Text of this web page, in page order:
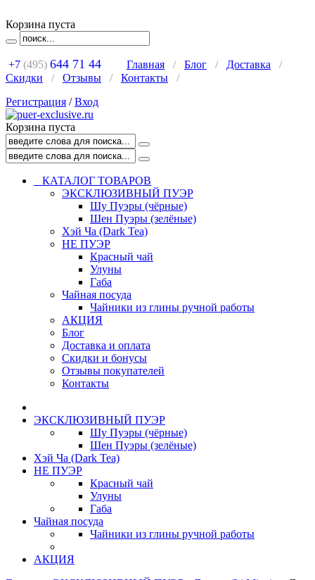
Корзина пуста
+7 (495) 644 71 44 Главная / Блог / Доставка
/
Скидки
/ Отзывы / Контакты
/
Регистрация /Вход
Корзина пуста
КАТАЛОГ ТОВАРОВ
ЭКСКЛЮЗИВНЫЙ ПУЭР
Шу Пуэры (чёрные)
Шен Пуэры (зелёные)
Хэй Ча (Dark Tea)
НЕ ПУЭР
Красный чай
Улуны
Габа
Чайная посуда
Чайники из глины ручной работы
АКЦИЯ
Блог
Доставка и оплата
Скидки и бонусы
Отзывы покупателей
Контакты
ЭКСКЛЮЗИВНЫЙ ПУЭР
Шу Пуэры (чёрные)
Шен Пуэры (зелёные)
Хэй Ча (Dark Tea)
НЕ ПУЭР
Красный чай
Улуны
Габа
Чайная посуда
Чайники из глины ручной работы
АКЦИЯ